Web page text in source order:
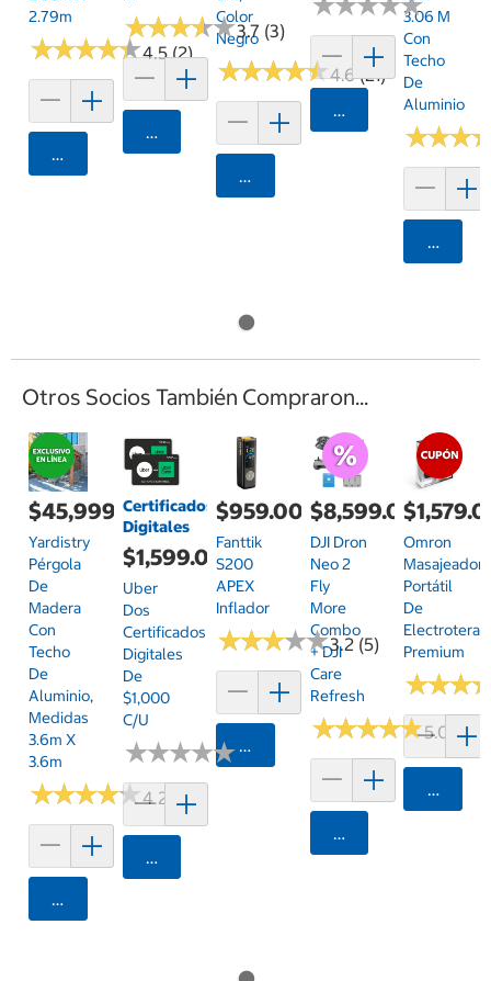
2.79m
★★★★★
★★★★★4.5 (2)
Agregar
★★★★★
★★★★★3.7 (3)
Agregar
Color
Negro
★★★★★
★★★★★4.6 (21)
Agregar
Agregar
3.06 M
Con
Techo
De
Aluminio
★★★
★★★
Otros Socios También Compraron...
$45,999.00
Yardistry
Pérgola
De
Madera
Con
Techo
De
Aluminio,
Medidas
3.6m X
3.6m
★★★★★
★★★★★4.2 (14)
Agregar
Certificados
Digitales
$1,599.00
Uber
Dos
Certificados
Digitales
De
$1,000
C/u
★★★★★
★★★★★
Agregar
$959.00
Fanttik
S200
APEX
Inflador
★★★★★
★★★★★3.2 (5)
Agregar
$8,599.00
DJI Dron
Neo 2
Fly
More
Combo
+ DJI
Care
Refresh
★★★★★
★★★★★5.0 (3)
Agregar
Omron
Masajeador
Portátil
De
Premium
★★★
★★★